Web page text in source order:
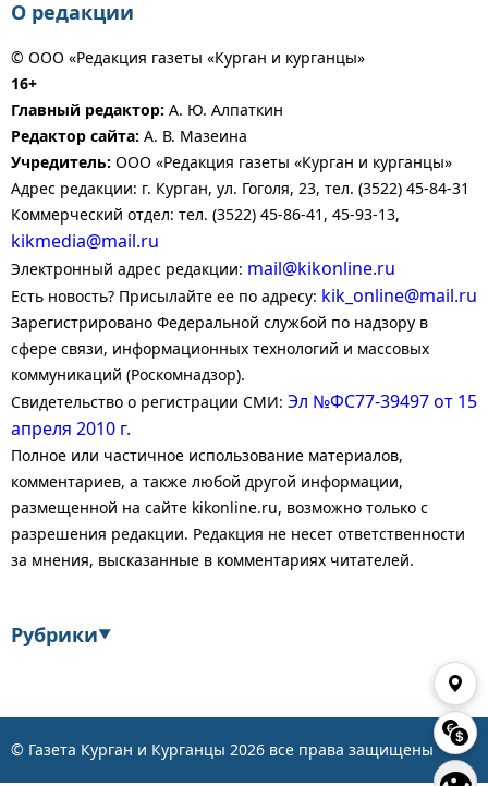
О редакции
© ООО «Редакция газеты «Курган и курганцы»
16+
Главный редактор: А. Ю. Алпаткин
Редактор сайта: А. В. Мазеина
Учредитель: ООО «Редакция газеты «Курган и курганцы»
Адрес редакции: г. Курган, ул. Гоголя, 23, тел. (3522) 45-84-31
Коммерческий отдел: тел. (3522) 45-86-41, 45-93-13,
kikmedia@mail.ru
Электронный адрес редакции: mail@kikonline.ru
Есть новость? Присылайте ее по адресу: kik_online@mail.ru
Зарегистрировано Федеральной службой по надзору в
сфере связи, информационных технологий и массовых
коммуникаций (Роскомнадзор).
Свидетельство о регистрации СМИ: Эл №ФС77-39497 от 15
апреля 2010 г.
Полное или частичное использование материалов,
комментариев, а также любой другой информации,
размещенной на сайте kikonline.ru, возможно только с
разрешения редакции. Редакция не несет ответственности
за мнения, высказанные в комментариях читателей.
Рубрики▼
© Газета Курган и Курганцы 2026 все права защищены